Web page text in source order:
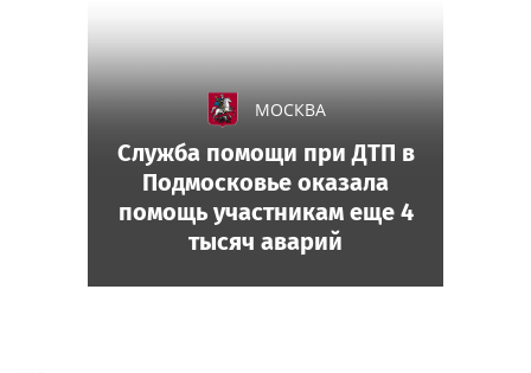
МОСКВА
Служба помощи при ДТП в
Подмосковье оказала
помощь участникам еще 4
тысяч аварий